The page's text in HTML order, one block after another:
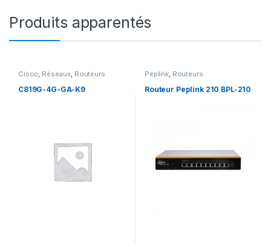
Produits apparentés
Cisco, Réseaux, Routeurs
C819G-4G-GA-K9
Peplink, Routeurs
Routeur Peplink 210 BPL-210